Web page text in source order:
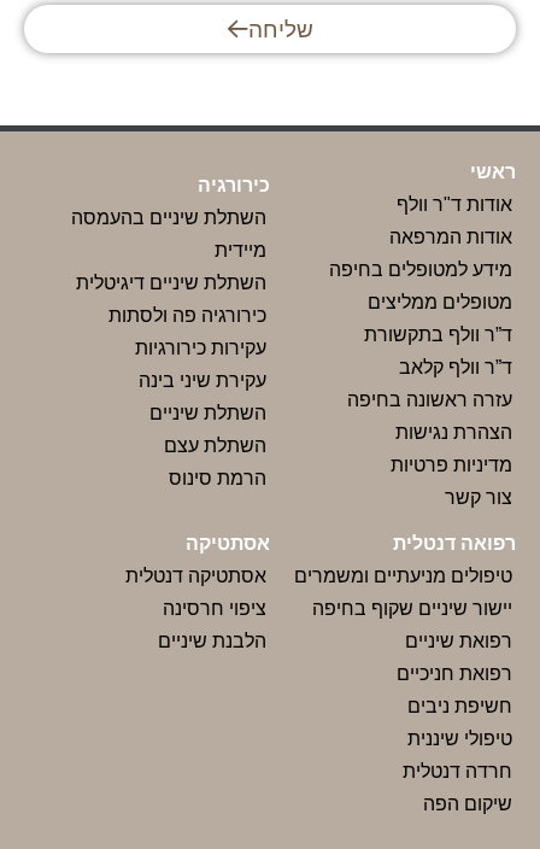
שליחה
ראשי
אודות ד"ר וולף
אודות המרפאה
מידע למטופלים בחיפה
מטופלים ממליצים
ד”ר וולף בתקשורת
ד”ר וולף קלאב
עזרה ראשונה בחיפה
הצהרת נגישות
מדיניות פרטיות
צור‬ קשר
כירורגיה
השתלת שיניים בהעמסה
מיידית
השתלת שיניים דיגיטלית
כירורגיה פה ולסתות
עקירות כירורגיות
עקירת שיני בינה
השתלת שיניים
השתלת עצם
הרמת סינוס
רפואה דנטלית
טיפולים מניעתיים ומשמרים
יישור שיניים שקוף בחיפה
רפואת שיניים
רפואת חניכיים
חשיפת ניבים
טיפולי שיננית
חרדה דנטלית
שיקום הפה
אסתטיקה
אסתטיקה דנטלית
ציפוי חרסינה
הלבנת שיניים